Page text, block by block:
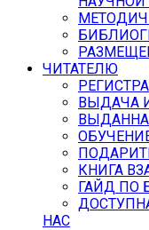
ЧИТАТЕЛЮ
ВЫДАЧА
КНИГА
ГАЙД ПО
НАС